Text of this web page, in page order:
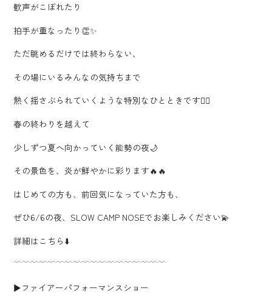
歓声がこぼれたり
拍手が重なったり👏✨
ただ眺めるだけでは終わらない、
その場にいるみんなの気持ちまで
熱く揺さぶられていくような特別なひとときです❤️‍🔥
春の終わりを越えて
少しずつ夏へ向かっていく能勢の夜🌙
その景色を、炎が鮮やかに彩ります🔥🔥
はじめての方も、前回気になっていた方も、
ぜひ6/6の夜、SLOW CAMP NOSEでお楽しみください💫
詳細はこちら⬇️
﹋﹋﹋﹋﹋﹋﹋﹋﹋﹋﹋﹋﹋﹋﹋﹋﹋﹋
▶️ファイアーパフォーマンスショー